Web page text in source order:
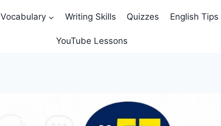
Vocabulary Writing Skills Quizzes English Tips
YouTube Lessons